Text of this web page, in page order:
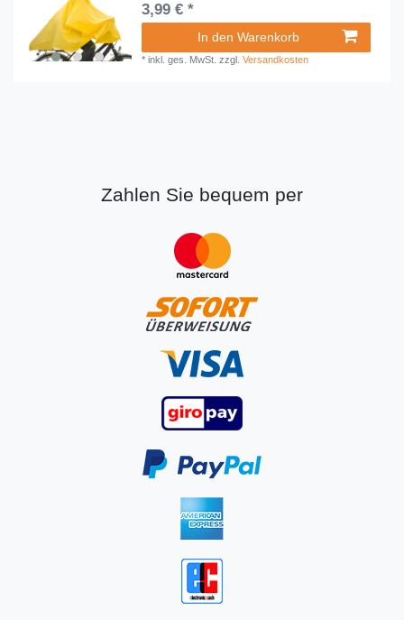
3,99 € *
In den Warenkorb
*inkl. ges. MwSt. zzgl.Versandkosten
Zahlen Sie bequem per